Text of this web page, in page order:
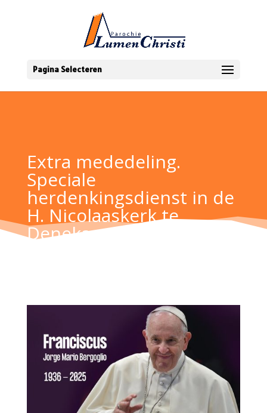
Pagina Selecteren
Extra mededeling.
Speciale
herdenkingsdienst in de
H. Nicolaaskerk te
Denekamp